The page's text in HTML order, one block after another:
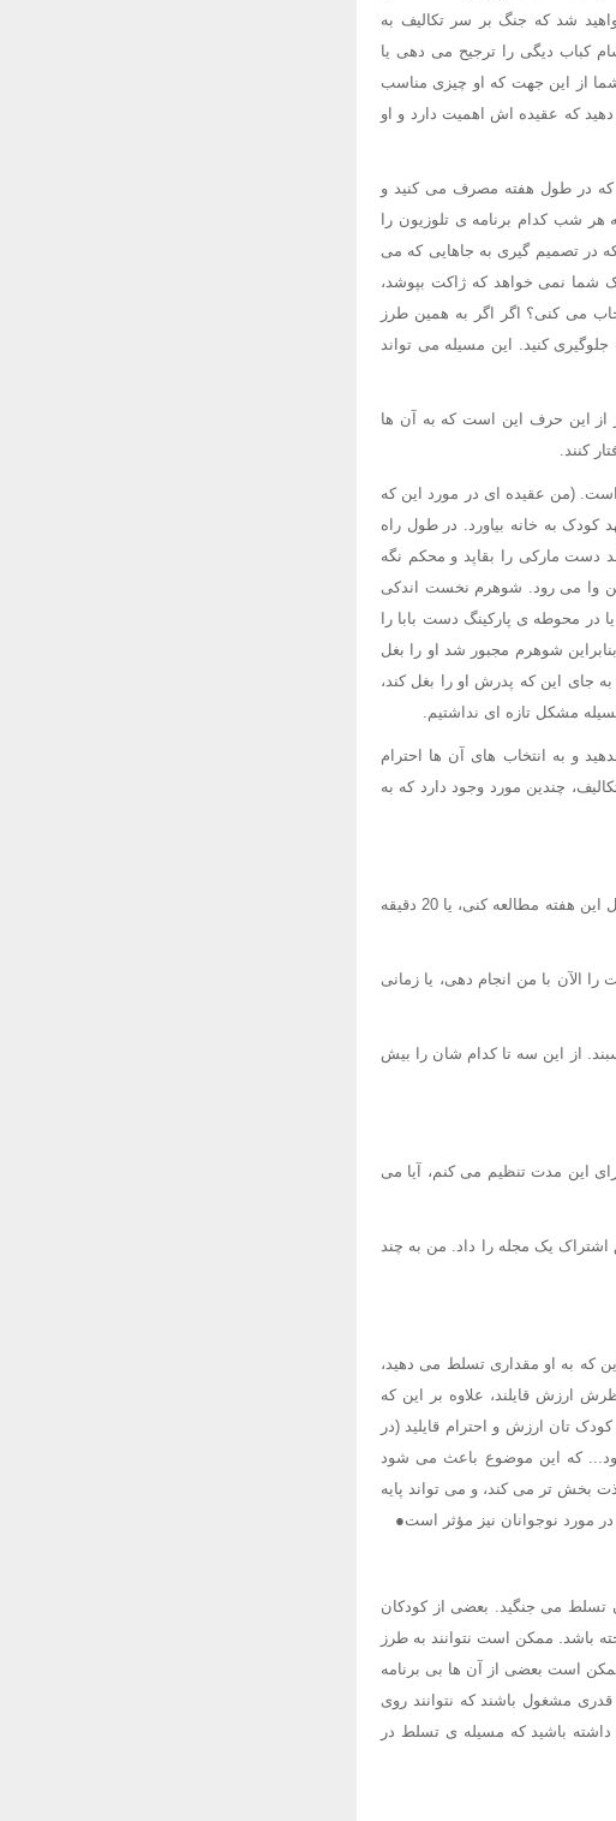
شد که جنگ بر سر تکالیف به
کباب دیگی را ترجیح می دهی یا
شما از این جهت که او چیزی مناسب
که عقیده اش اهمیت دارد و او
که در طول هفته مصرف می کنید و
هر شب کدام برنامه ی تلوزیون را
که در تصمیم گیری به جاهایی که می
شما نمی خواهد که ژاکت بپوشد،
می کنی؟ اگر اگر به همین طرز
کنید. این مسیله می تواند
از این حرف این است که به آن ها
کنند.
هنوز هم است. (من عقیده ای در مورد این که
کودک به خانه بیاورد. در طول راه
دست مارکی را بقاپد و محکم نگه
وا می رود. شوهرم نخست اندکی
در محوطه ی پارکینگ دست بابا را
شوهرم مجبور شد او را بغل
جای این که پدرش او را بغل کند،
مشکل تازه ای نداشتیم.
و به انتخاب های آن ها احترام
چندین مورد وجود دارد که به
تو باید برای امتحان تلفظت در روز جمعه مطالعه کنی. ترجیح می دهی که شبی 10 دقیقه در طول این هفته مطالعه کنی، یا 20 دقیقه
الآن با من انجام دهی، یا زمانی
از این سه تا کدام شان را بیش
لازم داری، 15 تا 20 دقیقه؟ من تایمر را برای این مدت تنظیم می کنم، آیا می
اشتراک یک مجله را داد. من به چند
که به او مقداری تسلط می دهید،
ارزش قایلند، علاوه بر این که
تان ارزش و احترام قایلید (در
شود... که این موضوع باعث می شود
بخش تر می کند، و می تواند پایه
مورد نوجوانان نیز مؤثر است●
تسلط می جنگید. بعضی از کودکان
باشد. ممکن است نتوانند به طرز
است بعضی از آن ها بی برنامه
مشغول باشند که نتوانند روی
باشید که مسیله ی تسلط در